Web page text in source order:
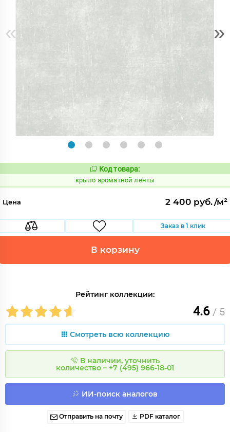
« »
Код:
828418
Код товара:
крыло ароматной ленты
Цена 2 400 руб./м²
Заказ в 1 клик
В корзину
Рейтинг коллекции:
4.6 / 5
Смотреть всю коллекцию
В наличии, уточнить
количество – +7 (495) 966-18-01
ИИ-поиск аналогов
Отправить на почту PDF каталог